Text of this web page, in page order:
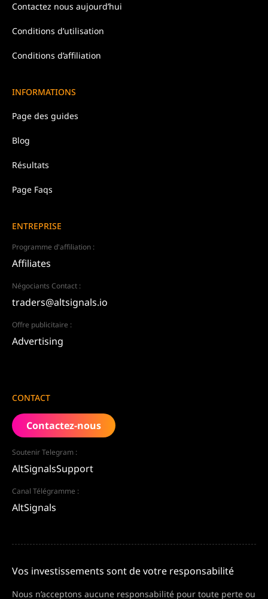
Contactez nous aujourd’hui
Conditions d’utilisation
Conditions d’affiliation
INFORMATIONS
Page des guides
Blog
Résultats
Page Faqs
ENTREPRISE
Programme d'affiliation :
Affiliates
Négociants Contact :
traders@altsignals.io
Offre publicitaire :
Advertising
CONTACT
Contactez-nous
Soutenir Telegram :
AltSignalsSupport
Canal Télégramme :
AltSignals
Vos investissements sont de votre responsabilité
Nous n’acceptons aucune responsabilité pour toute perte ou